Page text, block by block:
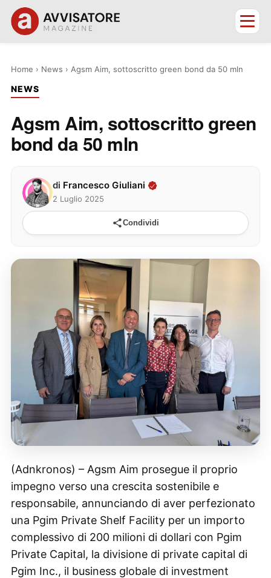
Home › News › Agsm Aim, sottoscritto green bond da 50 mln
NEWS
Agsm Aim, sottoscritto green
bond da 50 mln
di Francesco Giuliani
2 Luglio 2025
Condividi
(Adnkronos) – Agsm Aim prosegue il proprio
impegno verso una crescita sostenibile e
responsabile, annunciando di aver perfezionato
una Pgim Private Shelf Facility per un importo
complessivo di 200 milioni di dollari con Pgim
Private Capital, la divisione di private capital di
Pgim Inc., il business globale di investment